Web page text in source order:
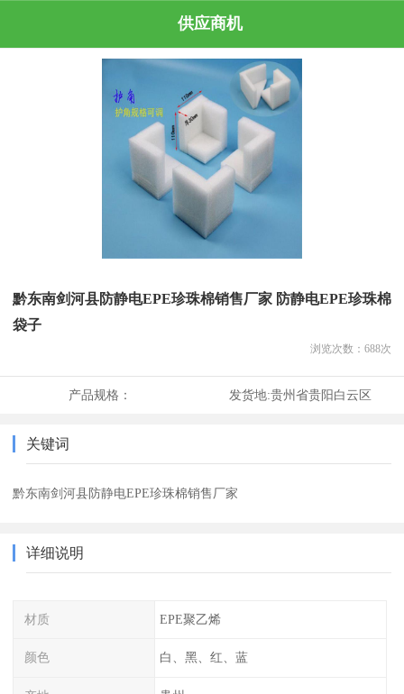
供应商机
黔东南剑河县防静电EPE珍珠棉销售厂家 防静电EPE珍珠棉
袋子
浏览次数： 688次
产品规格： 发货地:贵州省贵阳白云区
关键词
黔东南剑河县防静电EPE珍珠棉销售厂家
详细说明
材质 EPE聚乙烯
颜色 白、黑、红、蓝